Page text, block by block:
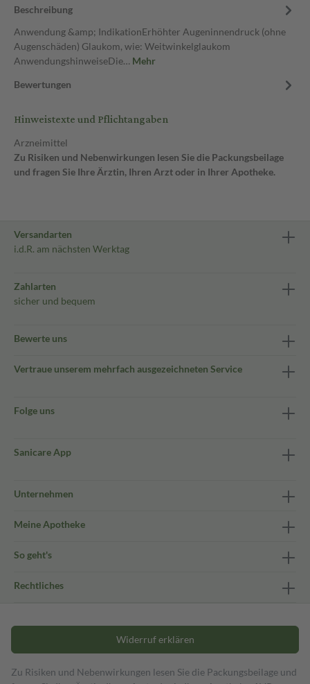
Beschreibung
Anwendung &amp; IndikationErhöhter Augeninnendruck (ohne
Augenschäden) Glaukom, wie: Weitwinkelglaukom
AnwendungshinweiseDie… Mehr
Bewertungen
Hinweistexte und Pflichtangaben
Arzneimittel
Zu Risiken und Nebenwirkungen lesen Sie die Packungsbeilage
und fragen Sie Ihre Ärztin, Ihren Arzt oder in Ihrer Apotheke.
Versandarten
i.d.R. am nächsten Werktag
Zahlarten
sicher und bequem
Bewerte uns
Vertraue unserem mehrfach ausgezeichneten Service
Folge uns
Sanicare App
Unternehmen
Meine Apotheke
So geht's
Rechtliches
Widerruf erklären
Zu Risiken und Nebenwirkungen lesen Sie die Packungsbeilage und